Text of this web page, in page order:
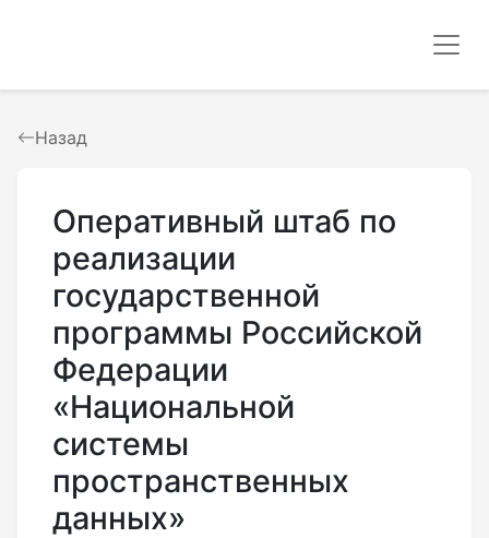
Назад
Оперативный штаб по
реализации
государственной
программы Российской
Федерации
«Национальной
системы
пространственных
данных»